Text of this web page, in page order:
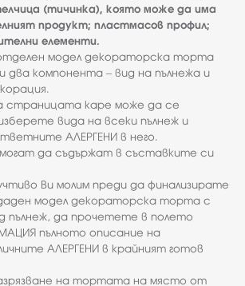
(тичинка), която може да има
продукт; пластмасов профил;
елементи.
модел декораторска торта
два компонента – вид на пълнежа и
страницата каре може да се
вида на всеки пълнеж и
АЛЕРГЕНИ в него.
да съдържат в съставките си
Ви молим преди да финализирате
модел декораторска торта с
пълнеж, да прочетете в полето
пълното описание на
АЛЕРГЕНИ в крайният готов
на тортата на място от